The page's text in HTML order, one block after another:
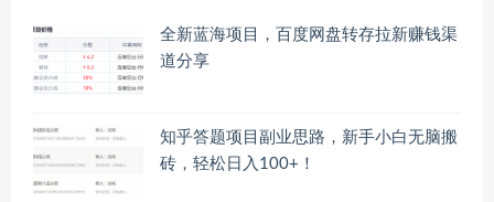
全新蓝海项目，百度网盘转存拉新赚钱渠
道分享
知乎答题项目副业思路，新手小白无脑搬
砖，轻松日入100+！